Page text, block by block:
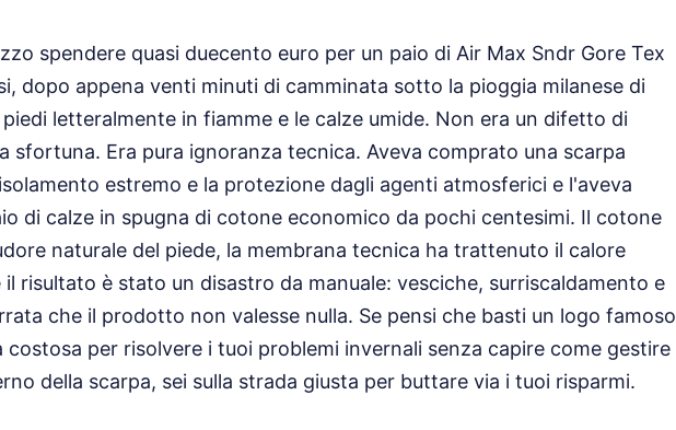
spendere quasi duecento euro per un paio di Air Max Sndr Gore Tex
dopo appena venti minuti di camminata sotto la pioggia milanese di
letteralmente in fiamme e le calze umide. Non era un difetto di
sfortuna. Era pura ignoranza tecnica. Aveva comprato una scarpa
estremo e la protezione dagli agenti atmosferici e l'aveva
di calze in spugna di cotone economico da pochi centesimi. Il cotone
naturale del piede, la membrana tecnica ha trattenuto il calore
risultato è stato un disastro da manuale: vesciche, surriscaldamento e
che il prodotto non valesse nulla. Se pensi che basti un logo famoso
costosa per risolvere i tuoi problemi invernali senza capire come gestire
della scarpa, sei sulla strada giusta per buttare via i tuoi risparmi.